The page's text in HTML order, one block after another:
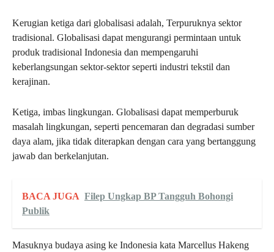
Kerugian ketiga dari globalisasi adalah, Terpuruknya sektor
tradisional. Globalisasi dapat mengurangi permintaan untuk
produk tradisional Indonesia dan mempengaruhi
keberlangsungan sektor-sektor seperti industri tekstil dan
kerajinan.
Ketiga, imbas lingkungan. Globalisasi dapat memperburuk
masalah lingkungan, seperti pencemaran dan degradasi sumber
daya alam, jika tidak diterapkan dengan cara yang bertanggung
jawab dan berkelanjutan.
BACA JUGA Filep Ungkap BP Tangguh Bohongi
Publik
Masuknya budaya asing ke Indonesia kata Marcellus Hakeng